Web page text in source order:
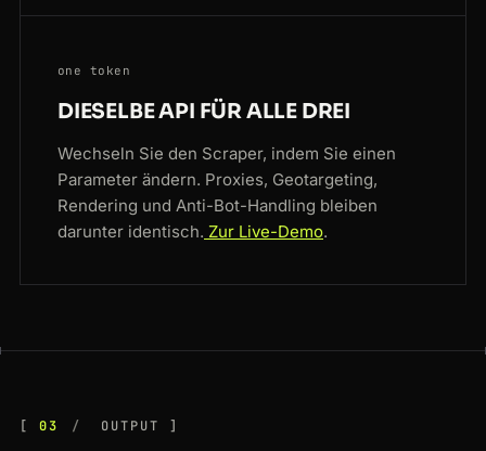
one token
DIESELBE API FÜR ALLE DREI
Wechseln Sie den Scraper, indem Sie einen
Parameter ändern. Proxies, Geotargeting,
Rendering und Anti-Bot-Handling bleiben
darunter identisch. Zur Live-Demo.
03 OUTPUT